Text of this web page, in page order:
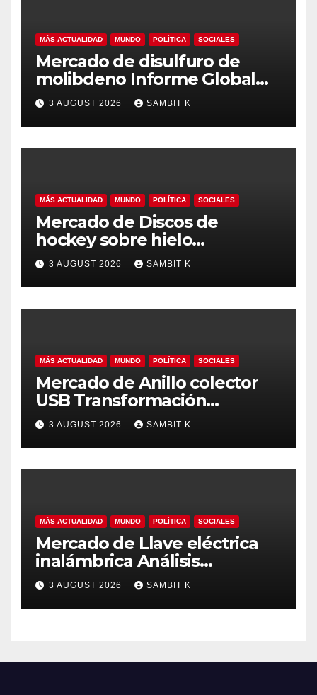
MÁS ACTUALIDAD MUNDO POLÍTICA SOCIALES
Mercado de disulfuro de
molibdeno Informe Global
del Mercado, Pronóstico y
Análisis de la Industria hasta
2035
3 AUGUST 2026 SAMBIT K
MÁS ACTUALIDAD MUNDO POLÍTICA SOCIALES
Mercado de Discos de
hockey sobre hielo
Tendencias Regionales,
Tamaño del Mercado y
Oportunidades hasta 2035
3 AUGUST 2026 SAMBIT K
MÁS ACTUALIDAD MUNDO POLÍTICA SOCIALES
Mercado de Anillo colector
USB Transformación
Industrial, Automatización y
Crecimiento Global hasta
2035
3 AUGUST 2026 SAMBIT K
MÁS ACTUALIDAD MUNDO POLÍTICA SOCIALES
Mercado de Llave eléctrica
inalámbrica Análisis
Estratégico, Competencia y
Proyecciones hasta 2035
3 AUGUST 2026 SAMBIT K